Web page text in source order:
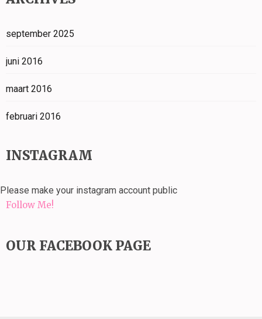
september 2025
juni 2016
maart 2016
februari 2016
INSTAGRAM
Please make your instagram account public
Follow Me!
OUR FACEBOOK PAGE